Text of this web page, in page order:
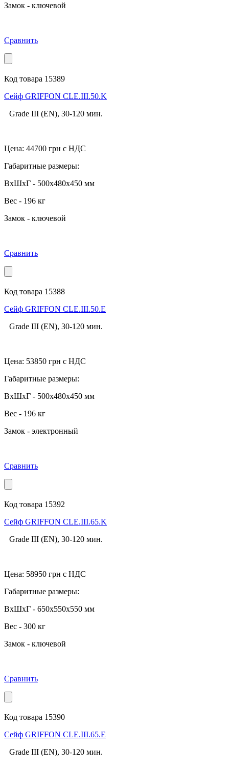
Замок - ключевой
Сравнить
Код товара 15389
Cейф GRIFFON CLE.III.50.K
Grade III (EN), 30-120 мин.
Цена: 44700 грн с НДС
Габаритные размеры:
ВхШхГ - 500x480x450 мм
Вес - 196 кг
Замок - ключевой
Сравнить
Код товара 15388
Cейф GRIFFON CLE.III.50.E
Grade III (EN), 30-120 мин.
Цена: 53850 грн с НДС
Габаритные размеры:
ВхШхГ - 500x480x450 мм
Вес - 196 кг
Замок - электронный
Сравнить
Код товара 15392
Cейф GRIFFON CLE.III.65.K
Grade III (EN), 30-120 мин.
Цена: 58950 грн с НДС
Габаритные размеры:
ВхШхГ - 650x550x550 мм
Вес - 300 кг
Замок - ключевой
Сравнить
Код товара 15390
Cейф GRIFFON CLE.III.65.E
Grade III (EN), 30-120 мин.